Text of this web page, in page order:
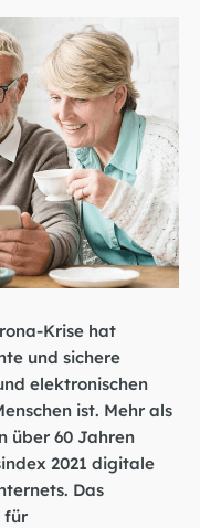
Krise hat
und sichere
elektronischen
ist. Mehr als
über 60 Jahren
2021 digitale
Das
für